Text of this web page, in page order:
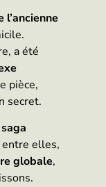
l’ancienne
a été
pièce,
secret.
saga
elles,
globale,